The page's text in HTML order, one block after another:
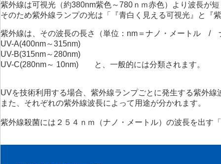
紫外線は可視光（約380nm紫色～780ｎｍ赤色）より波長が
そのため紫外線ランプの光は「『青白く見える可視光』と『
紫外線は、その波長の長さ（単位：nm＝ナノ・メートル /
UV-A(400nm～315nm)
UV-B(315nm～280nm)
UV-C(280nm～ 10nm) と、一般的には分類されます。
UVを技術利用する場合、紫外線ランプごとに発生する紫外線
また、それぞれの紫外線波長によって用途が分かれます。
紫外線殺菌には２５４ｎｍ（ナノ・メートル）の波長を出す